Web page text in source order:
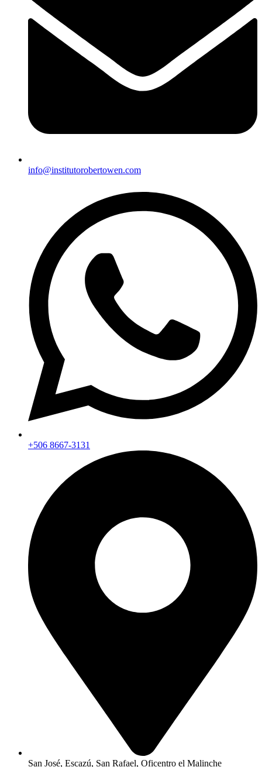
info@institutorobertowen.com
+506 8667-3131
San José, Escazú, San Rafael, Oficentro el Malinche